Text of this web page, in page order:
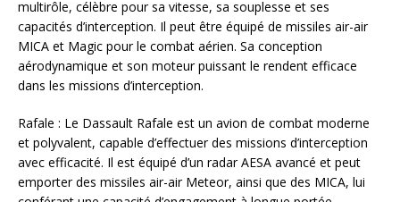
multirôle, célèbre pour sa vitesse, sa souplesse et ses
capacités d’interception. Il peut être équipé de missiles air-air
MICA et Magic pour le combat aérien. Sa conception
aérodynamique et son moteur puissant le rendent efficace
dans les missions d’interception.
Rafale : Le Dassault Rafale est un avion de combat moderne
et polyvalent, capable d’effectuer des missions d’interception
avec efficacité. Il est équipé d’un radar AESA avancé et peut
emporter des missiles air-air Meteor, ainsi que des MICA, lui